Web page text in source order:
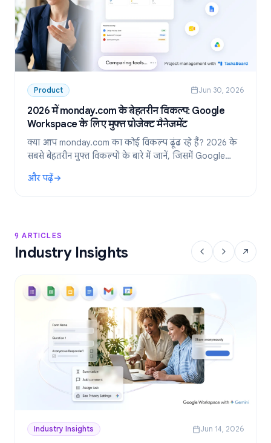
Product Jun 30, 2026
2026 में monday.com के बेहतरीन विकल्प: Google
Workspace के लिए मुफ्त प्रोजेक्ट मैनेजमेंट
क्या आप monday.com का कोई विकल्प ढूंढ रहे हैं? 2026 के
सबसे बेहतरीन मुफ्त विकल्पों के बारे में जानें, जिसमें Google
शामिल है।
और पढ़ें
: 2026 में monday.com के बेहतरीन विकल्प: Google Workspace
9 ARTICLES
Industry Insights
Industry Insights Jun 14, 2026